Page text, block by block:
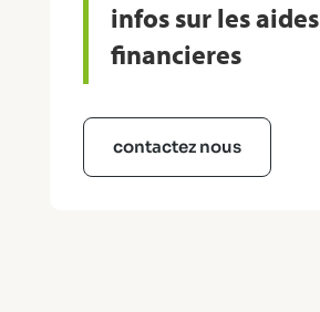
infos sur les aides
financieres
contactez nous